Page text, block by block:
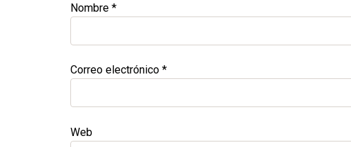
Nombre *
Correo electrónico *
Web